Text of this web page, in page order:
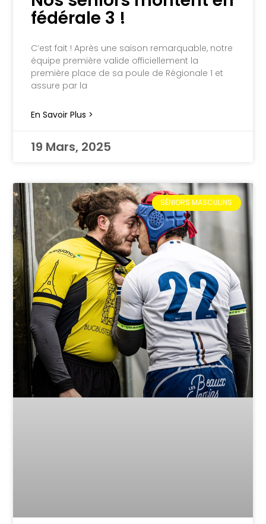
fédérale 3 !
C’est fait ! Après une saison remarquable, notre
équipe première valide officiellement la
première place de sa poule de Régionale 1 et
assure par la
En Savoir Plus >
19 Mars, 2025
SÉNIORS MASCULINS